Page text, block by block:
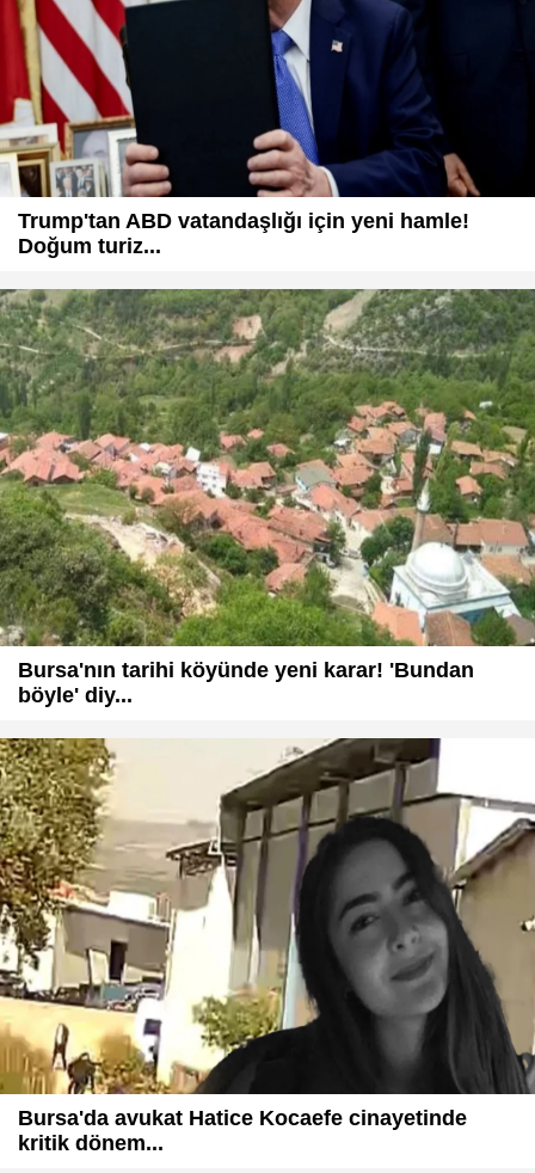
Trump'tan ABD vatandaşlığı için yeni hamle!
Doğum turiz...
Bursa'nın tarihi köyünde yeni karar! 'Bundan
böyle' diy...
Bursa'da avukat Hatice Kocaefe cinayetinde
kritik dönem...